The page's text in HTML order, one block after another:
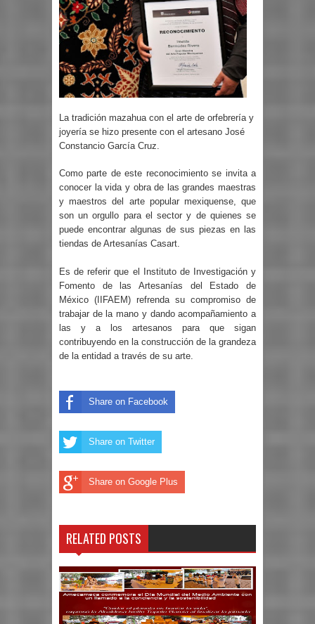
La tradición mazahua con el arte de orfebrería y
joyería se hizo presente con el artesano José
Constancio García Cruz.
Como parte de este reconocimiento se invita a
conocer la vida y obra de las grandes maestras
y maestros del arte popular mexiquense, que
son un orgullo para el sector y de quienes se
puede encontrar algunas de sus piezas en las
tiendas de Artesanías Casart.
Es de referir que el Instituto de Investigación y
Fomento de las Artesanías del Estado de
México (IIFAEM) refrenda su compromiso de
trabajar de la mano y dando acompañamiento a
las y a los artesanos para que sigan
contribuyendo en la construcción de la grandeza
de la entidad a través de su arte.
Share on Facebook
Share on Twitter
Share on Google Plus
RELATED POSTS